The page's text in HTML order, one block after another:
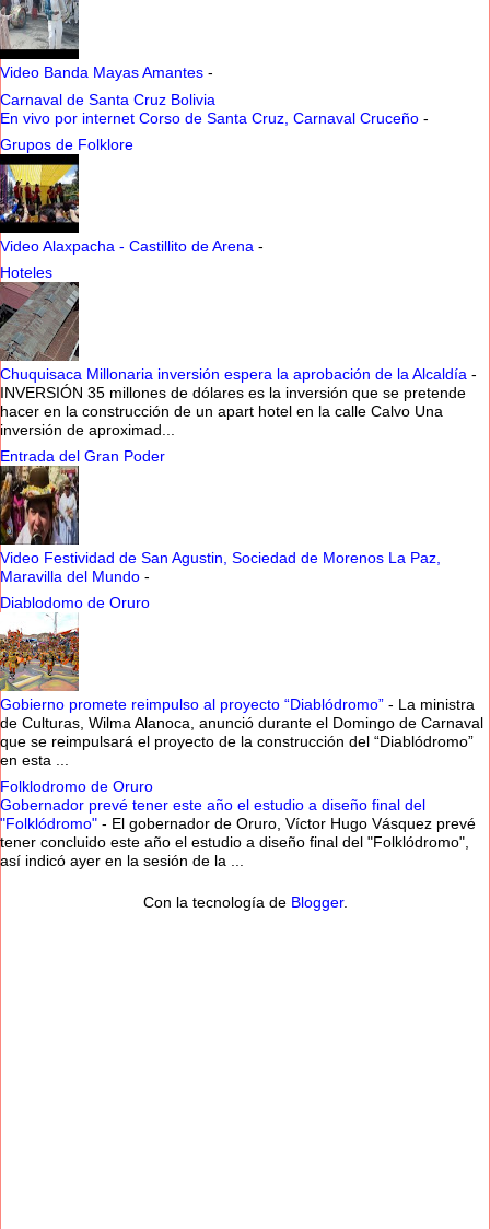
Video Banda Mayas Amantes -
Carnaval de Santa Cruz Bolivia
En vivo por internet Corso de Santa Cruz, Carnaval Cruceño -
Grupos de Folklore
Video Alaxpacha - Castillito de Arena -
Hoteles
Chuquisaca Millonaria inversión espera la aprobación de la Alcaldía -
INVERSIÓN 35 millones de dólares es la inversión que se pretende
hacer en la construcción de un apart hotel en la calle Calvo Una
inversión de aproximad...
Entrada del Gran Poder
Video Festividad de San Agustin, Sociedad de Morenos La Paz,
Maravilla del Mundo -
Diablodomo de Oruro
Gobierno promete reimpulso al proyecto “Diablódromo” - La ministra
de Culturas, Wilma Alanoca, anunció durante el Domingo de Carnaval
que se reimpulsará el proyecto de la construcción del “Diablódromo”
en esta ...
Folklodromo de Oruro
Gobernador prevé tener este año el estudio a diseño final del
"Folklódromo" - El gobernador de Oruro, Víctor Hugo Vásquez prevé
tener concluido este año el estudio a diseño final del "Folklódromo",
así indicó ayer en la sesión de la ...
Con la tecnología de Blogger.